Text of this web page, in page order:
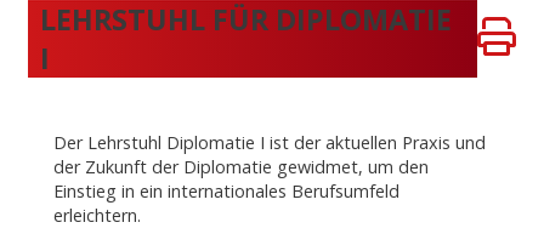
LEHRSTUHL FÜR DIPLOMATIE
I
Der Lehrstuhl Diplomatie I ist der aktuellen Praxis und
der Zukunft der Diplomatie gewidmet, um den
Einstieg in ein internationales Berufsumfeld
erleichtern.